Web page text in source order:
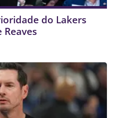
do Lakers
Reaves